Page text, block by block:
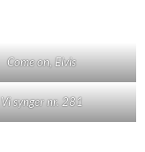
Come on, Elvis
Vi synger nr. 281